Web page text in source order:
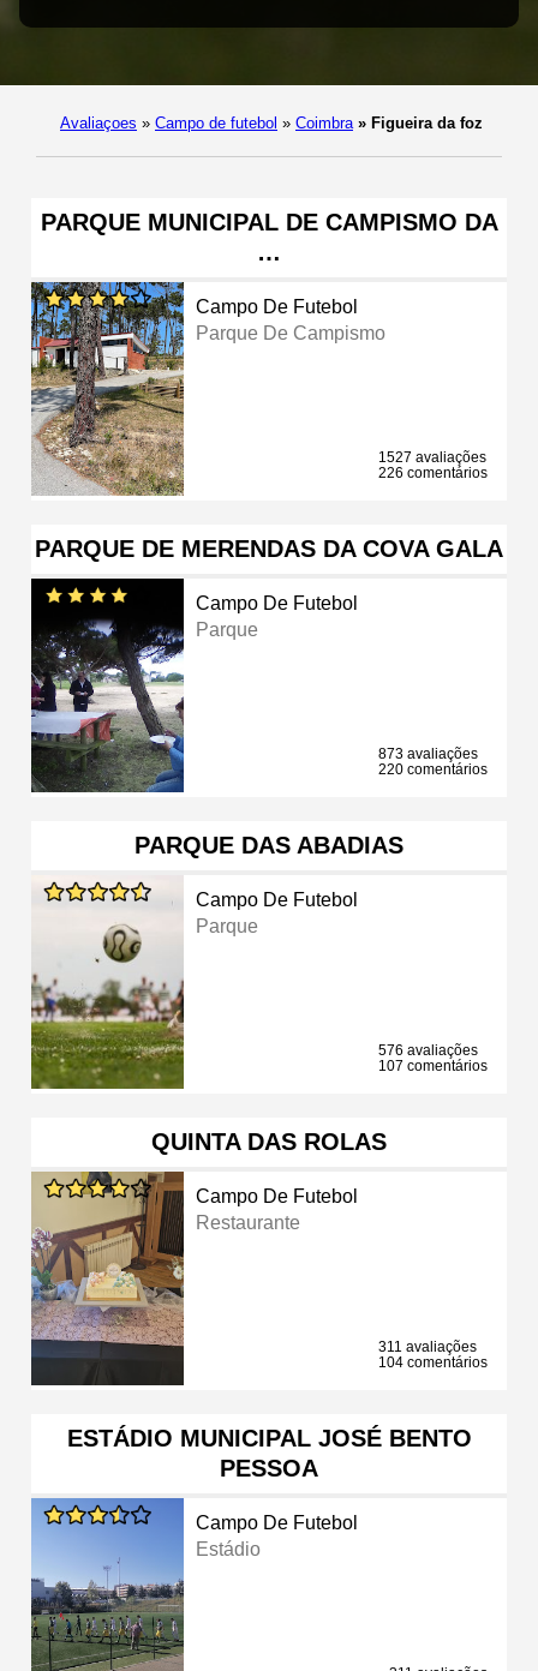
Avaliaçoes » Campo de futebol » Coimbra » Figueira da foz
PARQUE MUNICIPAL DE CAMPISMO DA
…
Campo De Futebol
Parque De Campismo
1527 avaliações
226 comentários
PARQUE DE MERENDAS DA COVA GALA
Campo De Futebol
Parque
873 avaliações
220 comentários
PARQUE DAS ABADIAS
Campo De Futebol
Parque
576 avaliações
107 comentários
QUINTA DAS ROLAS
Campo De Futebol
Restaurante
311 avaliações
104 comentários
ESTÁDIO MUNICIPAL JOSÉ BENTO
PESSOA
Campo De Futebol
Estádio